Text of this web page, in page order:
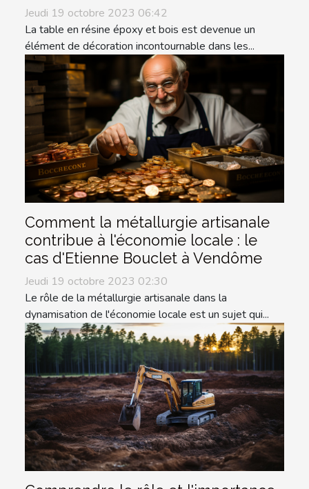
Jeudi 19 octobre 2023 06:42
La table en résine époxy et bois est devenue un
élément de décoration incontournable dans les...
Comment la métallurgie artisanale
contribue à l'économie locale : le
cas d'Etienne Bouclet à Vendôme
Jeudi 19 octobre 2023 02:30
Le rôle de la métallurgie artisanale dans la
dynamisation de l'économie locale est un sujet qui...